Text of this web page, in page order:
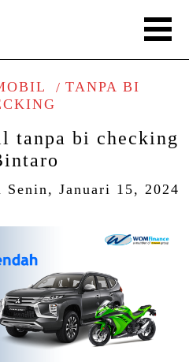
TANPA BI
tanpa bi checking
Senin, Januari 15, 2024